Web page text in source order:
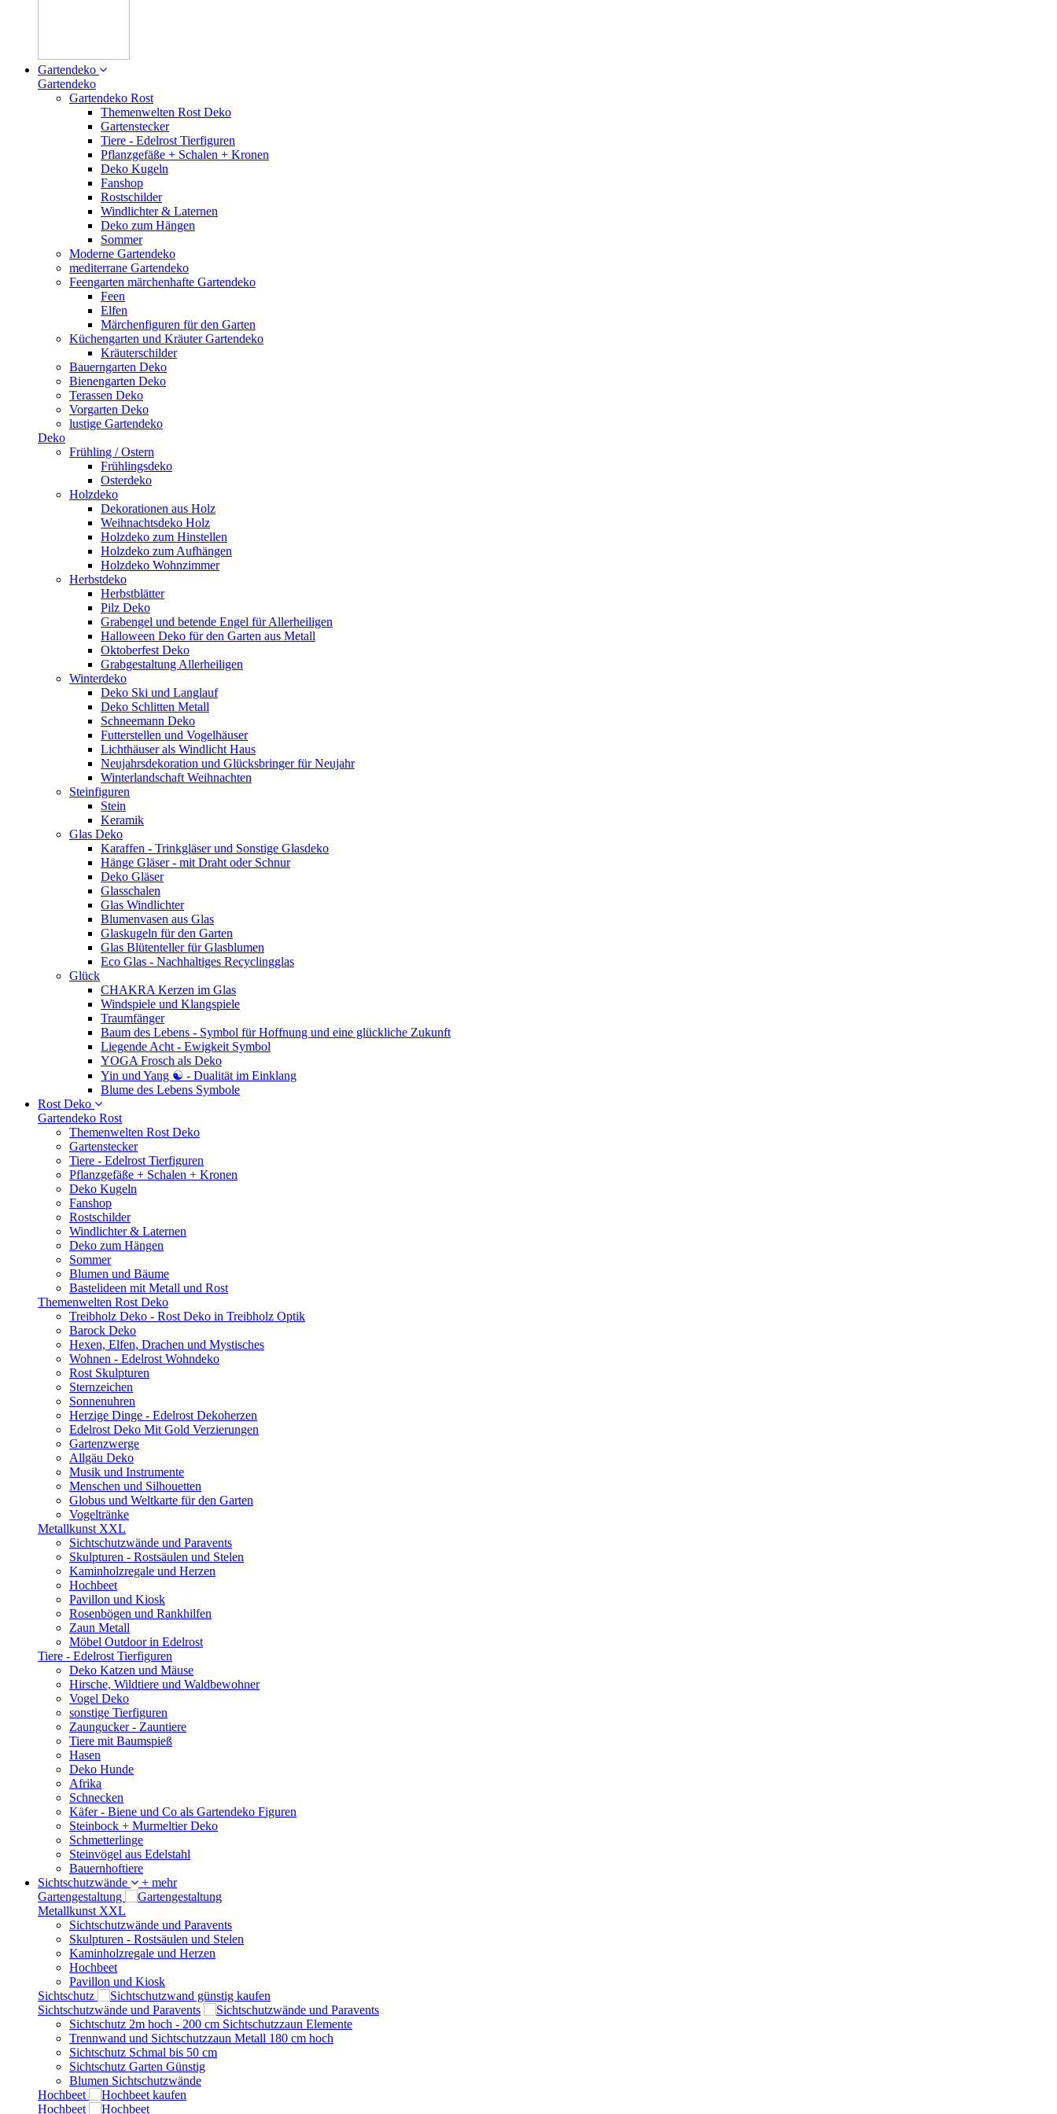
Gartendeko
Gartendeko
Gartendeko Rost
Themenwelten Rost Deko
Gartenstecker
Tiere - Edelrost Tierfiguren
Pflanzgefäße + Schalen + Kronen
Deko Kugeln
Fanshop
Rostschilder
Windlichter & Laternen
Deko zum Hängen
Sommer
Moderne Gartendeko
mediterrane Gartendeko
Feengarten märchenhafte Gartendeko
Feen
Elfen
Märchenfiguren für den Garten
Küchengarten und Kräuter Gartendeko
Kräuterschilder
Bauerngarten Deko
Bienengarten Deko
Terassen Deko
Vorgarten Deko
lustige Gartendeko
Deko
Frühling / Ostern
Frühlingsdeko
Osterdeko
Holzdeko
Dekorationen aus Holz
Weihnachtsdeko Holz
Holzdeko zum Hinstellen
Holzdeko zum Aufhängen
Holzdeko Wohnzimmer
Herbstdeko
Herbstblätter
Pilz Deko
Grabengel und betende Engel für Allerheiligen
Halloween Deko für den Garten aus Metall
Oktoberfest Deko
Grabgestaltung Allerheiligen
Winterdeko
Deko Ski und Langlauf
Deko Schlitten Metall
Schneemann Deko
Futterstellen und Vogelhäuser
Lichthäuser als Windlicht Haus
Neujahrsdekoration und Glücksbringer für Neujahr
Winterlandschaft Weihnachten
Steinfiguren
Stein
Keramik
Glas Deko
Karaffen - Trinkgläser und Sonstige Glasdeko
Hänge Gläser - mit Draht oder Schnur
Deko Gläser
Glasschalen
Glas Windlichter
Blumenvasen aus Glas
Glaskugeln für den Garten
Glas Blütenteller für Glasblumen
Eco Glas - Nachhaltiges Recyclingglas
Glück
CHAKRA Kerzen im Glas
Windspiele und Klangspiele
Traumfänger
Baum des Lebens - Symbol für Hoffnung und eine glückliche Zukunft
Liegende Acht - Ewigkeit Symbol
YOGA Frosch als Deko
Yin und Yang ☯ - Dualität im Einklang
Blume des Lebens Symbole
Rost Deko
Gartendeko Rost
Themenwelten Rost Deko
Gartenstecker
Tiere - Edelrost Tierfiguren
Pflanzgefäße + Schalen + Kronen
Deko Kugeln
Fanshop
Rostschilder
Windlichter & Laternen
Deko zum Hängen
Sommer
Blumen und Bäume
Bastelideen mit Metall und Rost
Themenwelten Rost Deko
Treibholz Deko - Rost Deko in Treibholz Optik
Barock Deko
Hexen, Elfen, Drachen und Mystisches
Wohnen - Edelrost Wohndeko
Rost Skulpturen
Sternzeichen
Sonnenuhren
Herzige Dinge - Edelrost Dekoherzen
Edelrost Deko Mit Gold Verzierungen
Gartenzwerge
Allgäu Deko
Musik und Instrumente
Menschen und Silhouetten
Globus und Weltkarte für den Garten
Vogeltränke
Metallkunst XXL
Sichtschutzwände und Paravents
Skulpturen - Rostsäulen und Stelen
Kaminholzregale und Herzen
Hochbeet
Pavillon und Kiosk
Rosenbögen und Rankhilfen
Zaun Metall
Möbel Outdoor in Edelrost
Tiere - Edelrost Tierfiguren
Deko Katzen und Mäuse
Hirsche, Wildtiere und Waldbewohner
Vogel Deko
sonstige Tierfiguren
Zaungucker - Zauntiere
Tiere mit Baumspieß
Hasen
Deko Hunde
Afrika
Schnecken
Käfer - Biene und Co als Gartendeko Figuren
Steinbock + Murmeltier Deko
Schmetterlinge
Steinvögel aus Edelstahl
Bauernhoftiere
Sichtschutzwände
+ mehr
Gartengestaltung
Metallkunst XXL
Sichtschutzwände und Paravents
Skulpturen - Rostsäulen und Stelen
Kaminholzregale und Herzen
Hochbeet
Pavillon und Kiosk
Sichtschutz
Sichtschutzwände und Paravents
Sichtschutz 2m hoch - 200 cm Sichtschutzzaun Elemente
Trennwand und Sichtschutzzaun Metall 180 cm hoch
Sichtschutz Schmal bis 50 cm
Sichtschutz Garten Günstig
Blumen Sichtschutzwände
Hochbeet
Hochbeet